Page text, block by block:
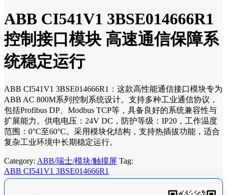
ABB CI541V1 3BSE014666R1
控制接口模块 高速通信保障系
统稳定运行
ABB CI541V1 3BSE014666R1：这款高性能通信接口模块专为
ABB AC 800M系列控制系统设计。支持多种工业通信协议，
包括Profibus DP、Modbus TCP等，具备良好的系统兼容性与
扩展能力。供电电压：24V DC，防护等级：IP20，工作温度
范围：0°C至60°C。采用模块化结构，支持热插拔功能，适合
复杂工业环境中长期稳定运行。
Category: ABB/瑞士/模块/触摸屏 Tag:
ABB CI541V1 3BSE014666R1